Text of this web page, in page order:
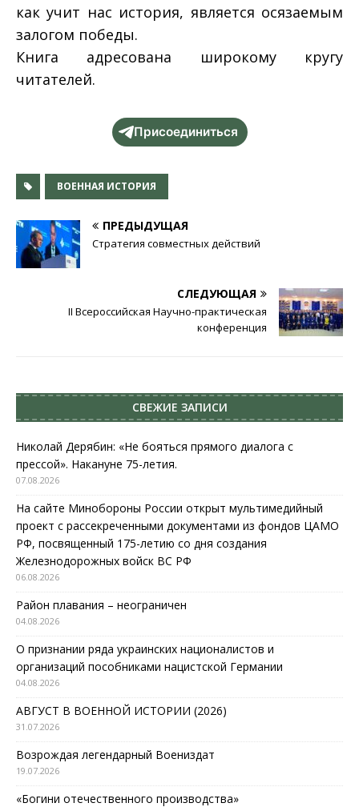
как учит нас история, является осязаемым
залогом победы.
Книга адресована широкому кругу
читателей.
Присоединиться
ВОЕННАЯ ИСТОРИЯ
ПРЕДЫДУЩАЯ
Стратегия совместных действий
СЛЕДУЮЩАЯ
II Всероссийская Научно-практическая
конференция
СВЕЖИЕ ЗАПИСИ
Николай Дерябин: «Не бояться прямого диалога с
прессой». Накануне 75-летия.
07.08.2026
На сайте Минобороны России открыт мультимедийный
проект с рассекреченными документами из фондов ЦАМО
РФ, посвященный 175-летию со дня создания
Железнодорожных войск ВС РФ
06.08.2026
Район плавания – неограничен
04.08.2026
О признании ряда украинских националистов и
организаций пособниками нацистской Германии
04.08.2026
АВГУСТ В ВОЕННОЙ ИСТОРИИ (2026)
31.07.2026
Возрождая легендарный Воениздат
19.07.2026
«Богини отечественного производства»